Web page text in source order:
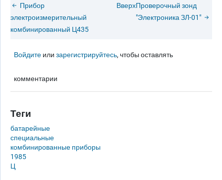
Прибор
электроизмерительный
комбинированный Ц435
ВверхПроверочный зонд
"Электроника ЗЛ-01"
Войдите илизарегистрируйтесь, чтобы оставлять
комментарии
Теги
батарейные
специальные
комбинированные приборы
1985
Ц